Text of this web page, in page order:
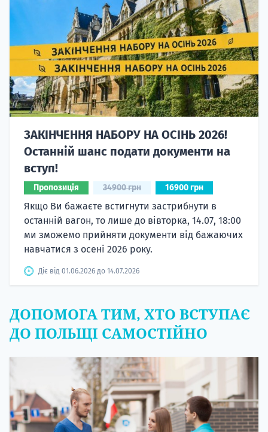
ЗАКІНЧЕННЯ НАБОРУ НА ОСІНЬ 2026!
Останній шанс подати документи на
вступ!
Пропозиція 34900 грн 16900 грн
Якщо Ви бажаєте встигнути застрибнути в
останній вагон, то лише до вівторка, 14.07, 18:00
ми зможемо прийняти документи від бажаючих
навчатися з осені 2026 року.
Діє від 01.06.2026 до 14.07.2026
ДОПОМОГА ТИМ, ХТО ВСТУПАЄ
ДО ПОЛЬЩІ САМОСТІЙНО